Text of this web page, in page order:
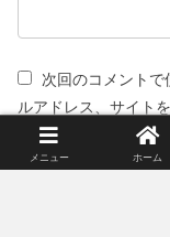
次回のコメント
ルアドレス、サイトを
メニュー ホーム